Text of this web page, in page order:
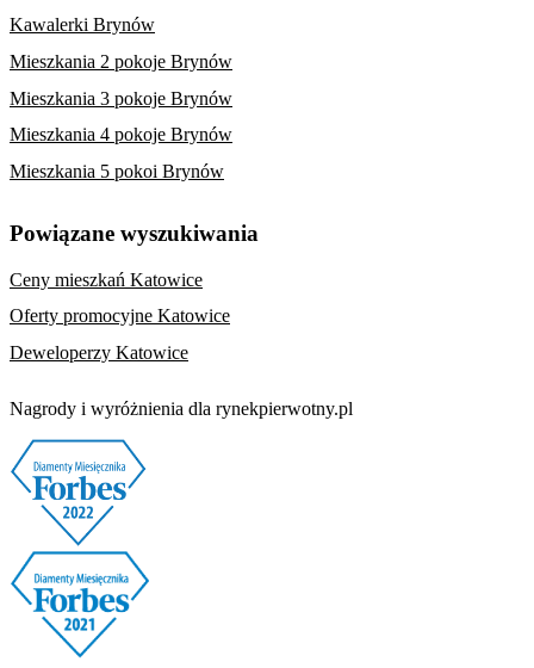
Kawalerki Brynów
Mieszkania 2 pokoje Brynów
Mieszkania 3 pokoje Brynów
Mieszkania 4 pokoje Brynów
Mieszkania 5 pokoi Brynów
Powiązane wyszukiwania
Ceny mieszkań Katowice
Oferty promocyjne Katowice
Deweloperzy Katowice
Nagrody i wyróżnienia dla rynekpierwotny.pl